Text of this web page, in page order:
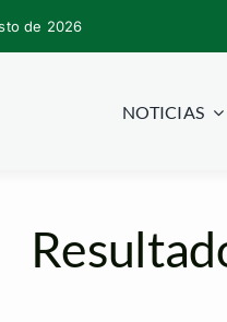
de 2026
NOTICIAS